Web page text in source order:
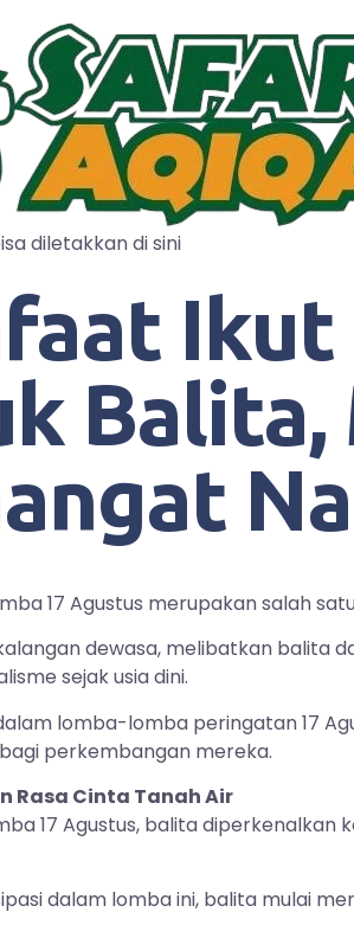
diletakkan di sini
Ikut
Balita,
17 Agustus merupakan salah
dewasa, melibatkan
sejak usia dini.
lomba-lomba peringatan 17
perkembangan mereka.
Rasa Cinta Tanah Air
17 Agustus, balita
dalam lomba ini, balita mulai